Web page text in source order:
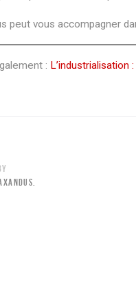
Your Options
manage your privacy
peut vous accompagner
: L’industrialisation
44470 Carquefou
+(33) 02 40 30 11 81